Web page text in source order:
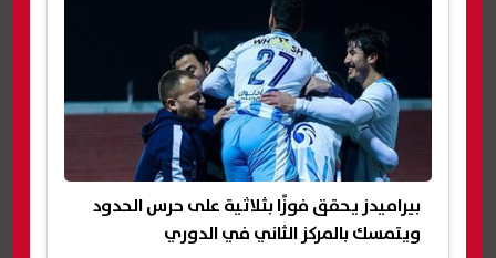
بيراميدز يحقق فوزًا بثلاثية على حرس الحدود
ويتمسك بالمركز الثاني في الدوري